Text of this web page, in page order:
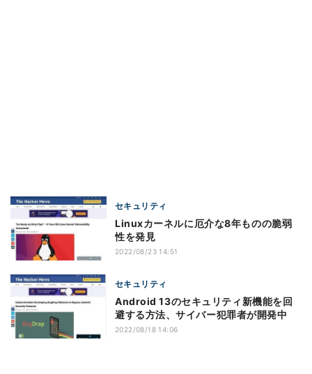
セキュリティ
Linuxカーネルに厄介な8年ものの脆弱
性を発見
2022/08/23 14:51
セキュリティ
Android 13のセキュリティ新機能を回
避する方法、サイバー犯罪者が開発中
2022/08/18 14:06